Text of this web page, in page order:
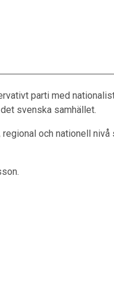
parti med
svenska samhället.
och nationell